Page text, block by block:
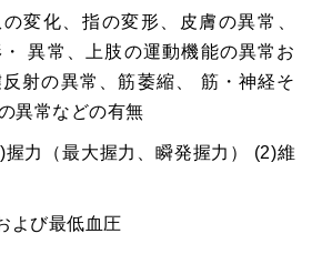
変化、指の変形、皮膚の異常、
異常、上肢の運動機能の異常お
射の異常、筋萎縮、 筋・神経そ
異常などの有無
力（最大握力、瞬発握力） (2)維
よび最低血圧